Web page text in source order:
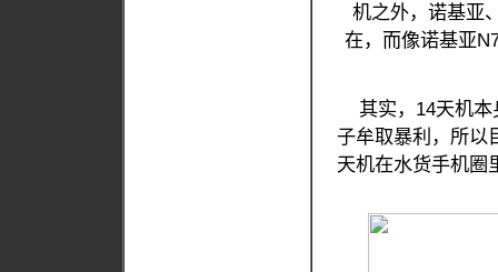
机之外，诺基亚
在，而像诺基亚
其实，14天机本
子牟取暴利，所以
天机在水货手机圈